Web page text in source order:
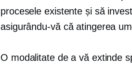
procesele existente și să
asigurându-vă că atingerea
O modalitate de a vă extinde